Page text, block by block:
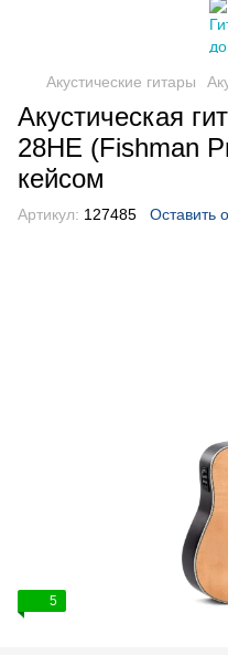
Акустические гитары
Акустическая
28HE (Fishman
кейсом
Артикул: 127485 Оставить
5